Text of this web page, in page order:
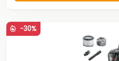
-30%